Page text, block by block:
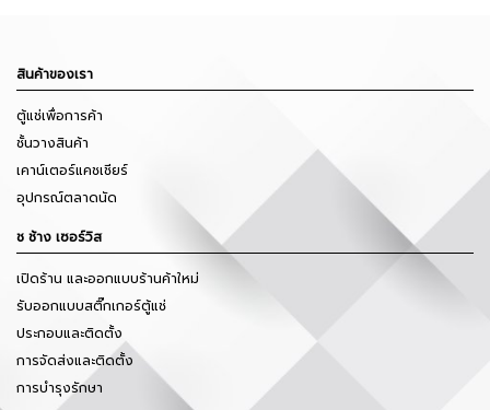
สินค้าของเรา
ตู้แช่เพื่อการค้า
ชั้นวางสินค้า
เคาน์เตอร์แคชเชียร์
อุปกรณ์ตลาดนัด
ช ช้าง เซอร์วิส
เปิดร้าน และออกแบบร้านค้าใหม่
รับออกแบบสติ๊กเกอร์ตู้แช่
ประกอบและติดตั้ง
การจัดส่งและติดตั้ง
การบำรุงรักษา